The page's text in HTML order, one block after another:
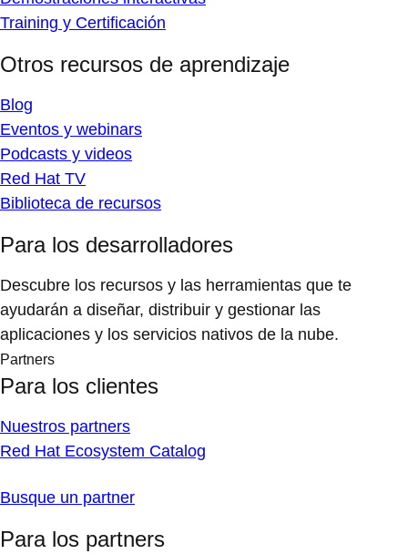
Training y Certificación
Otros recursos de aprendizaje
Blog
Eventos y webinars
Podcasts y videos
Red Hat TV
Biblioteca de recursos
Para los desarrolladores
Descubre los recursos y las herramientas que te
ayudarán a diseñar, distribuir y gestionar las
aplicaciones y los servicios nativos de la nube.
Partners
Para los clientes
Nuestros partners
Red Hat Ecosystem Catalog
Busque un partner
Para los partners